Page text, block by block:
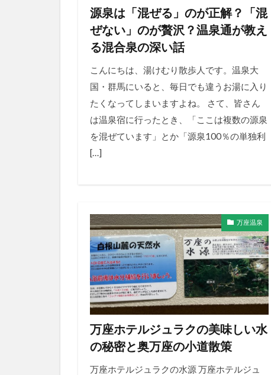
源泉は「混ぜる」のが正解？「混
ぜない」のが贅沢？温泉通が教え
る混合泉の深い話
こんにちは、湯けむり散歩人です。温泉大
国・群馬にいると、毎日でも違うお湯に入り
たくなってしまいますよね。 さて、皆さん
は温泉宿に行ったとき、「ここは複数の源泉
を混ぜています」とか「源泉100％の単独利
[…]
万座温泉
万座ホテルジュラクの美味しい水
の秘密と奥万座の小道散策
万座ホテルジュラクの水源 万座ホテルジュ